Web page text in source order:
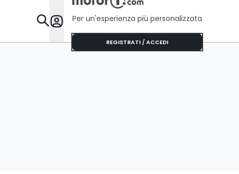
Da Sapere
Per un'esperienza più personalizzata
REGISTRATI / ACCEDI